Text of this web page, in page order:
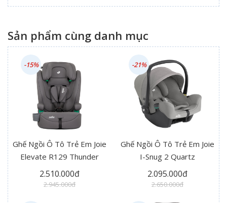
Sản phẩm cùng danh mục
Ghế Ngồi Ô Tô Trẻ Em Joie
Elevate R129 Thunder
2.510.000đ
2.945.000đ
-15%
Ghế Ngồi Ô Tô Trẻ Em Joie
I-Snug 2 Quartz
2.095.000đ
2.650.000đ
-21%